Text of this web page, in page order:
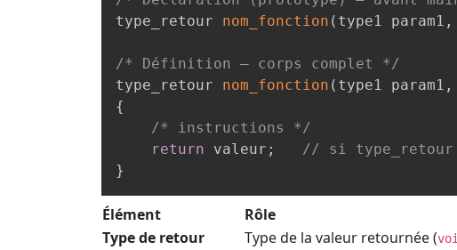
type_retour nom_fonction ( type1 param1 ,
/* Définition — corps complet */
type_retour nom_fonction ( type1 param1 ,
{
/* instructions */
return valeur ;
// si type_retour
}
Élément Rôle
Type de retour
Type de la valeur retournée (